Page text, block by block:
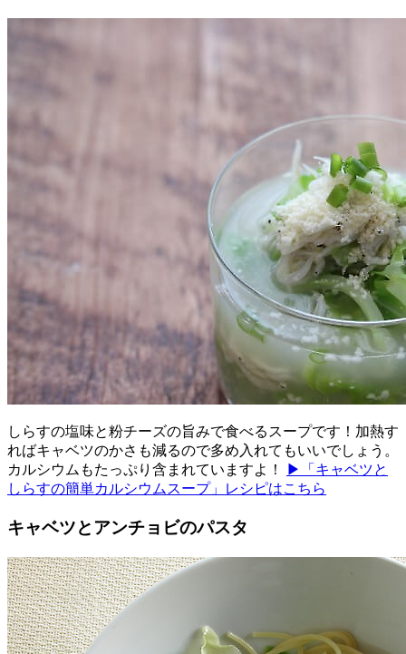
しらすの塩味と粉チーズの旨みで食べるスープです！加熱す
ればキャベツのかさも減るので多め入れてもいいでしょう。
カルシウムもたっぷり含まれていますよ！
▶「キャベツと
しらすの簡単カルシウムスープ」レシピはこちら
キャベツとアンチョビのパスタ